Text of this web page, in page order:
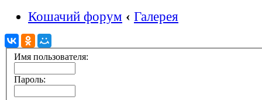
Кошачий форум ‹ Галерея
Имя пользователя:
Пароль: